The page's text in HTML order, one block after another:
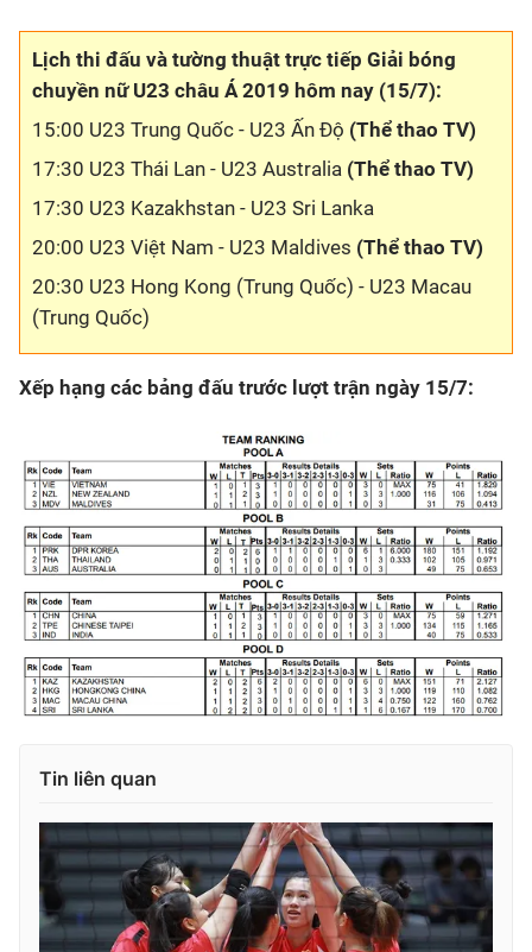
Lịch thi đấu và tường thuật trực tiếp Giải bóng
chuyền nữ U23 châu Á 2019 hôm nay (15/7):
15:00 U23 Trung Quốc - U23 Ấn Độ (Thể thao TV)
17:30 U23 Thái Lan - U23 Australia (Thể thao TV)
17:30 U23 Kazakhstan - U23 Sri Lanka
20:00 U23 Việt Nam - U23 Maldives (Thể thao TV)
20:30 U23 Hong Kong (Trung Quốc) - U23 Macau
(Trung Quốc)
Xếp hạng các bảng đấu trước lượt trận ngày 15/7:
Tin liên quan